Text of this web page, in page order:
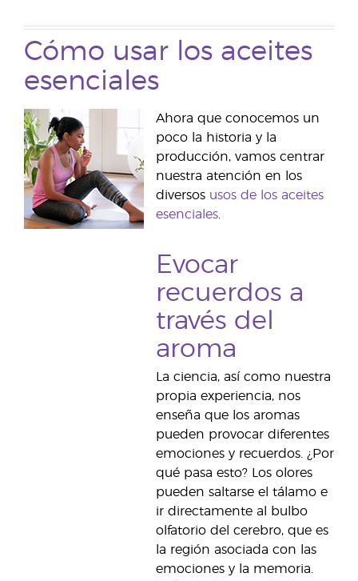
Cómo usar los aceites
esenciales
Ahora que conocemos un
poco la historia y la
producción, vamos centrar
nuestra atención en los
diversos usos de los aceites
esenciales
Evocar
recuerdos a
través del
aroma
La ciencia, así como nuestra
propia experiencia, nos
enseña que los aromas
pueden provocar diferentes
emociones y recuerdos. ¿Por
qué pasa esto? Los olores
pueden saltarse el tálamo e
ir directamente al bulbo
olfatorio del cerebro, que es
la región asociada con las
emociones y la memoria.